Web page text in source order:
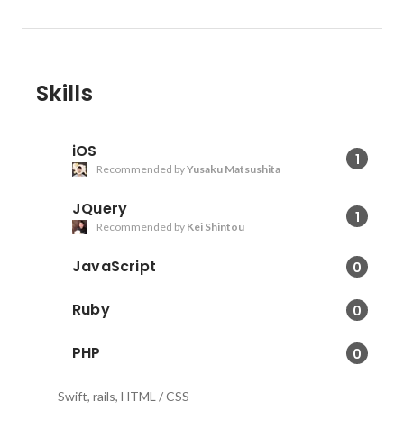
Skills
iOS 1
Recommended byYusaku Matsushita
JQuery 1
Recommended by Kei Shintou
JavaScript 0
Ruby 0
PHP 0
Swift, rails, HTML / CSS